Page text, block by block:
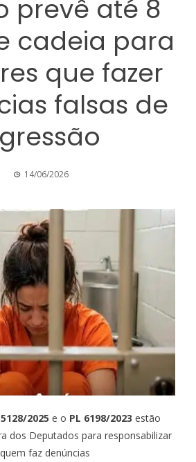
prevê até 8
cadeia para
que fazer
falsas de
14/06/2026
2025 e o PL 6198/2023 estão
dos Deputados para responsabilizar
faz denúncias